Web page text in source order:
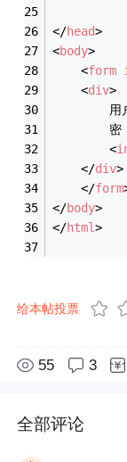
</head>
<body>
<form
<div>
用
密
<
</div>
</form
</body>
</html>
给本帖投票
55 3
全部评论